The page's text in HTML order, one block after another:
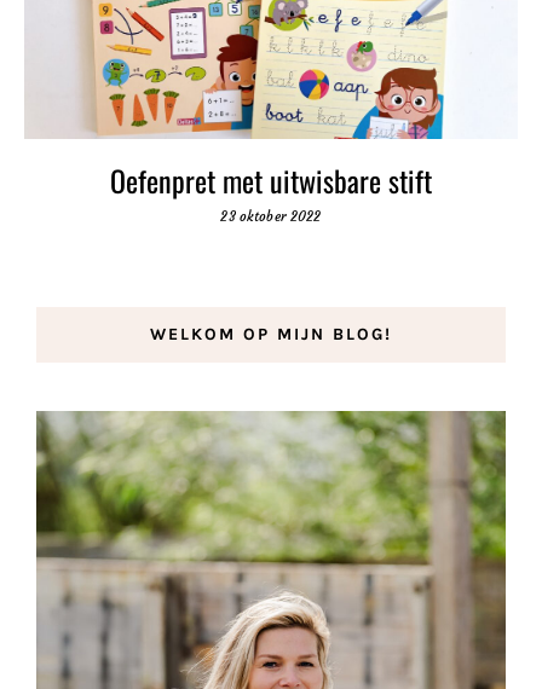
Oefenpret met uitwisbare stift
23 oktober 2022
WELKOM OP MIJN BLOG!